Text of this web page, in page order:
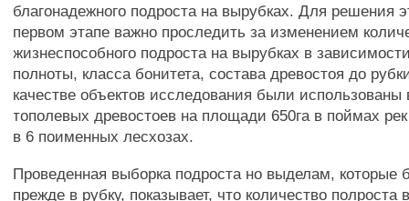
благонадежного подроста на вырубках. Для решения
первом этапе важно проследить за изменением
жизнеспособного подроста на вырубках в
полноты, класса бонитета, состава древостоя до
качестве объектов исследования были использованы
тополевых древостоев на площади 650га в поймах
в 6 поименных лесхозах.
Проведенная выборка подроста но выделам, которые
прежде в рубку, показывает, что количество полроста